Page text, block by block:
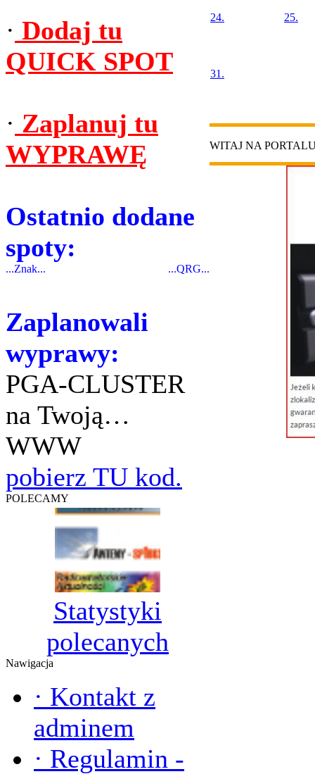
· Dodaj tu
QUICK SPOT
· Zaplanuj tu
WYPRAWĘ
Ostatnio dodane
spoty:
...Znak... ...QRG...
Zaplanowali
wyprawy:
PGA-CLUSTER
na Twoją…
WWW
pobierz TU kod.
POLECAMY
Statystyki
polecanych
Nawigacja
· Kontakt z
adminem
· Regulamin -
24. 25.
31.
WITAJ NA